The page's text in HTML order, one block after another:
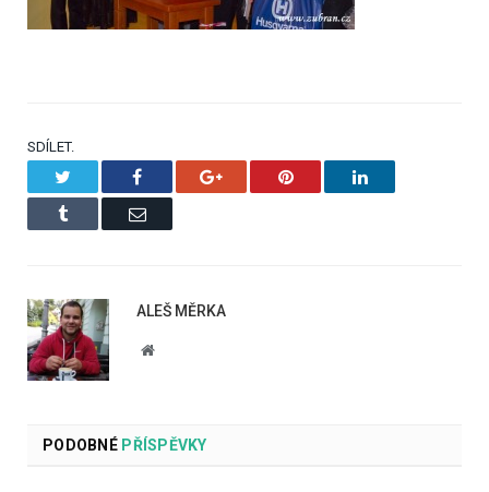
SDÍLET.
Facebook Google+ Pinterest LinkedIn
Tumblr Email
ALEŠ MĚRKA
Website
PODOBNÉPŘÍSPĚVKY